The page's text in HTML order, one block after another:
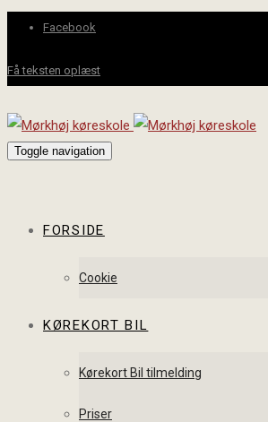
Facebook
Få teksten oplæst
Toggle navigation
FORSIDE
Cookie
KØREKORT BIL
Kørekort Bil tilmelding
Priser